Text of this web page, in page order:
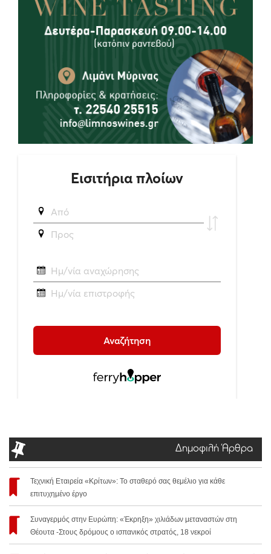
Δημοφιλή Άρθρα
Τεχνική Εταιρεία «Κρίτων»: Το σταθερό σας θεμέλιο για κάθε
επιτυχημένο έργο
Συναγερμός στην Ευρώπη: «Έκρηξη» χιλιάδων μεταναστών στη
Θέουτα -Στους δρόμους ο ισπανικός στρατός, 18 νεκροί